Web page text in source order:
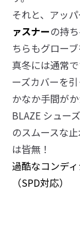
それと、アッ
ァスナーの持
ちらもグロー
真冬には通常
ーズカバーを
かなか手間がか
BLAZE シュー
のスムースな
は皆無！
過酷なコンデ
（SPD対応）